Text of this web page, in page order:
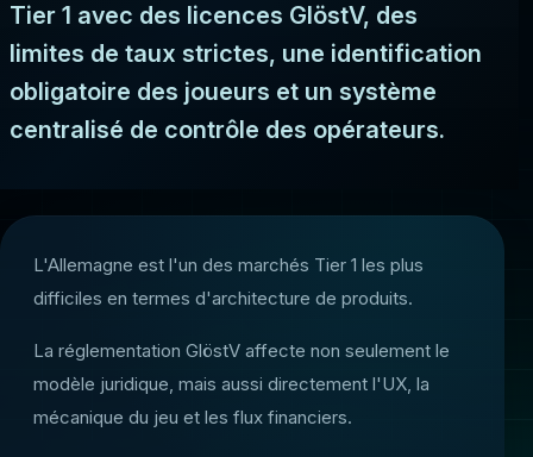
Tier 1 avec des licences GlöstV, des
limites de taux strictes, une identification
obligatoire des joueurs et un système
centralisé de contrôle des opérateurs.
L'Allemagne est l'un des marchés Tier 1 les plus
difficiles en termes d'architecture de produits.
La réglementation GlöstV affecte non seulement le
modèle juridique, mais aussi directement l'UX, la
mécanique du jeu et les flux financiers.